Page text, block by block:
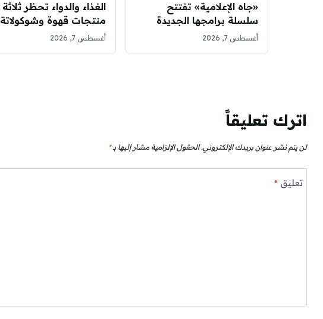
«جاه الإعلامية» تفتتح
سلسلة برامجها الجديدة
بموسم «جاه العقار»
أغسطس 7, 2026
الغذاء والدواء تحظر ثلاثة
منتجات قهوة وشوكولاتة
مخلوطة بالجنسنغ بعد
أغسطس 7, 2026
اترك تعليقاً
لن يتم نشر عنوان بريدك الإلكتروني. الحقول الإلزامية مشار إليها بـ*
تعليق*